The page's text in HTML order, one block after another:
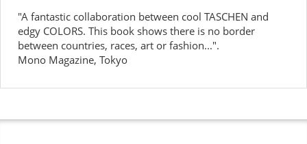
"A fantastic collaboration between cool TASCHEN and
edgy COLORS. This book shows there is no border
between countries, races, art or fashion...".
Mono Magazine, Tokyo